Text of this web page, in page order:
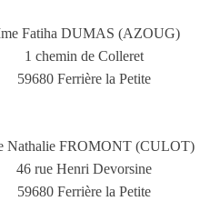
Fatiha DUMAS (AZOUG)
1 chemin de Colleret
59680 Ferrière la Petite
Nathalie FROMONT (CULOT)
46 rue Henri Devorsine
59680 Ferrière la Petite